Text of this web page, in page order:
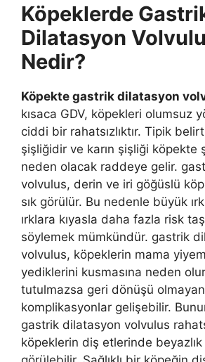
Köpeklerde
Dilatasyon
Nedir?
Köpekte gastrik dilatasyon
kısaca GDV, köpekleri olumsuz
ciddi bir rahatsızlıktır. Tipik
şişliğidir ve karın şişliği köpekte
neden olacak raddeye gelir.
volvulus, derin ve iri göğüslü
sık görülür. Bu nedenle büyük
ırklara kıyasla daha fazla risk
söylemek mümkündür. gastrik
volvulus, köpeklerin mama
yediklerini kusmasına neden
tutulmazsa geri dönüşü
komplikasyonlar gelişebilir.
gastrik dilatasyon volvulus
köpeklerin diş etlerinde